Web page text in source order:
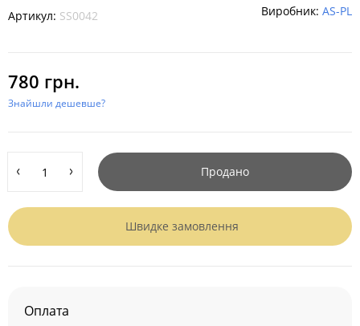
Артикул: SS0042 Виробник: AS-PL
780 грн.
Знайшли дешевше?
Продано
Швидке замовлення
Оплата